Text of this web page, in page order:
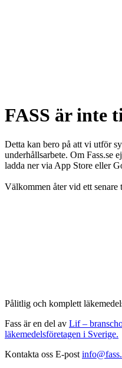
FASS är inte
Detta kan bero på att vi utför
underhållsarbete. Om Fass.se
ladda ner via App Store eller
Välkommen åter vid ett senare
Pålitlig och komplett
Fass är en del av Lif –
läkemedelsföretagen i Sverige.
Kontakta oss E-post